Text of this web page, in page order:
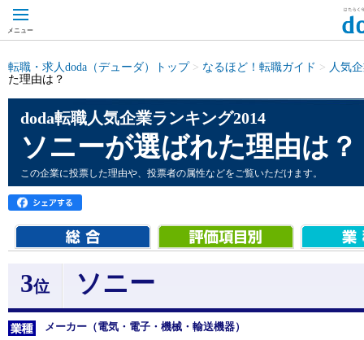
転職・求人doda（デューダ）トップ > なるほど！転職ガイド > 人気
た理由は？
doda転職人気企業ランキング2014
ソニーが選ばれた理由は？
この企業に投票した理由や、投票者の属性などをご覧いただけます。
3位 ソニー
メーカー（電気・電子・機械・輸送機器）